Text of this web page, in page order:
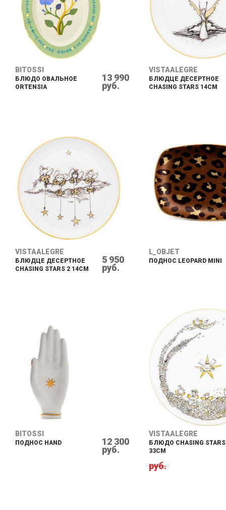
BITOSSI
БЛЮДО ОВАЛЬНОЕ
ORTENSIA
13 990
руб.
VISTAALEGRE
БЛЮДЦЕ ДЕСЕРТНОЕ
CHASING STARS 14CM
VISTAALEGRE
БЛЮДЦЕ ДЕСЕРТНОЕ
CHASING STARS 2 14CM
5 950
руб.
L_OBJET
ПОДНОС LEOPARD MINI
BITOSSI
ПОДНОС HAND 12 300
руб.
VISTAALEGRE
БЛЮДО CHASING STARS
33CM
руб.